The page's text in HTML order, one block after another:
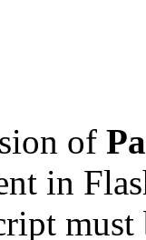
of
in